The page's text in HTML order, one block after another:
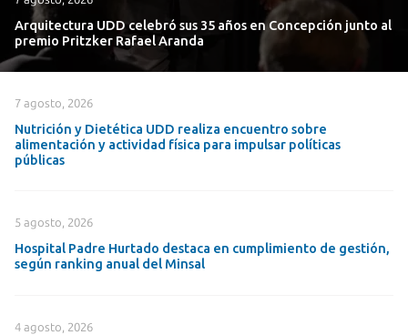
Arquitectura UDD celebró sus 35 años en Concepción junto al
premio Pritzker Rafael Aranda
7 agosto, 2026
Nutrición y Dietética UDD realiza encuentro sobre
alimentación y actividad física para impulsar políticas
públicas
5 agosto, 2026
Hospital Padre Hurtado destaca en cumplimiento de gestión,
según ranking anual del Minsal
4 agosto, 2026